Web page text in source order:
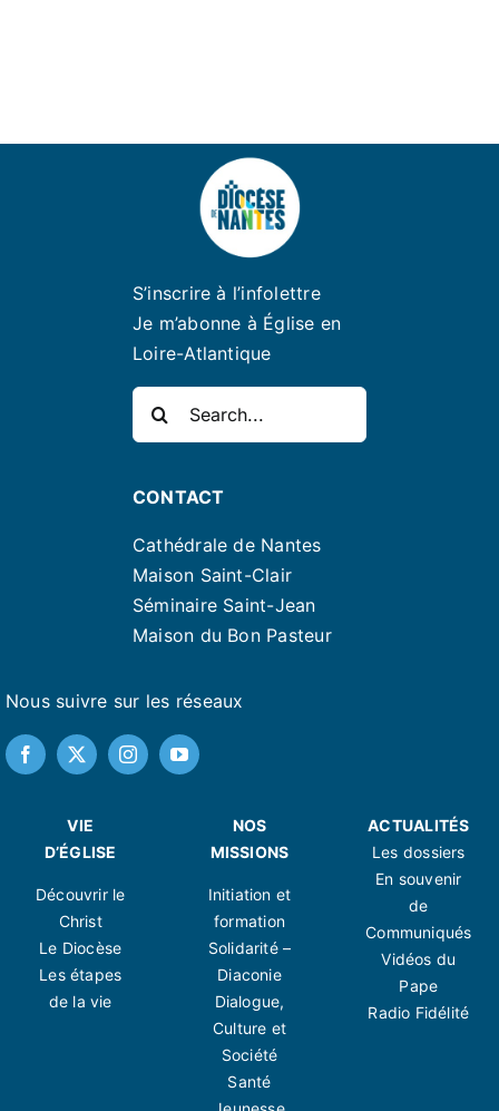
S’inscrire à l’infolettre
Je m’abonne à Église en
Loire-Atlantique
Nous suivre sur les réseaux
CONTACT
Cathédrale de Nantes
Maison Saint-Clair
Séminaire Saint-Jean
Maison du Bon Pasteur
VIE
D’ÉGLISE
Découvrir le
Christ
Le Diocèse
Les étapes
de la vie
NOS
MISSIONS
Initiation et
formation
Solidarité –
Diaconie
Dialogue,
Culture et
Société
Santé
ACTUALITÉS
Les dossiers
En souvenir
de
Communiqués
Vidéos du
Pape
Radio Fidélité